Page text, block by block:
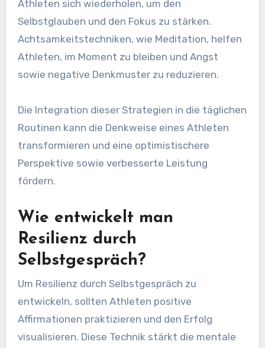
Athleten sich wiederholen, um den
Selbstglauben und den Fokus zu stärken.
Achtsamkeitstechniken, wie Meditation, helfen
Athleten, im Moment zu bleiben und Angst
sowie negative Denkmuster zu reduzieren.
Die Integration dieser Strategien in die täglichen
Routinen kann die Denkweise eines Athleten
transformieren und eine optimistischere
Perspektive sowie verbesserte Leistung
fördern.
Wie entwickelt man
Resilienz durch
Selbstgespräch?
Um Resilienz durch Selbstgespräch zu
entwickeln, sollten Athleten positive
Affirmationen praktizieren und den Erfolg
visualisieren. Diese Technik stärkt die mentale